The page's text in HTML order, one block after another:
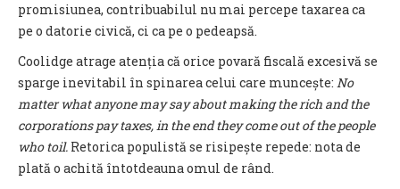
promisiunea, contribuabilul nu mai percepe taxarea ca
pe o datorie civică, ci ca pe o pedeapsă.
Coolidge atrage atenția că orice povară fiscală excesivă se
sparge inevitabil în spinarea celui care muncește: No
matter what anyone may say about making the rich and the
corporations pay taxes, in the end they come out of the people
who toil. Retorica populistă se risipește repede: nota de
plată o achită întotdeauna omul de rând.